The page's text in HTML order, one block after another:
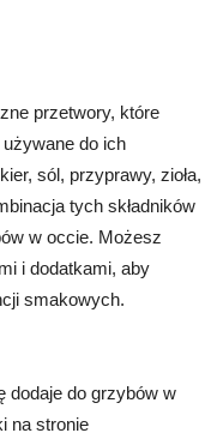
przetwory, które
do ich
sól, przyprawy, zioła,
tych składników
w occie. Możesz
i dodatkami, aby
smakowych.
dodaje do grzybów w
na stronie